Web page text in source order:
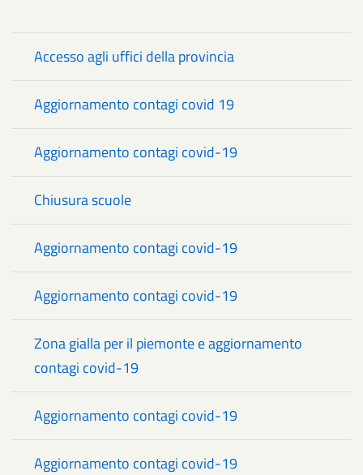
Accesso agli uffici della provincia
Aggiornamento contagi covid 19
Aggiornamento contagi covid-19
Chiusura scuole
Aggiornamento contagi covid-19
Aggiornamento contagi covid-19
Zona gialla per il piemonte e aggiornamento
contagi covid-19
Aggiornamento contagi covid-19
Aggiornamento contagi covid-19